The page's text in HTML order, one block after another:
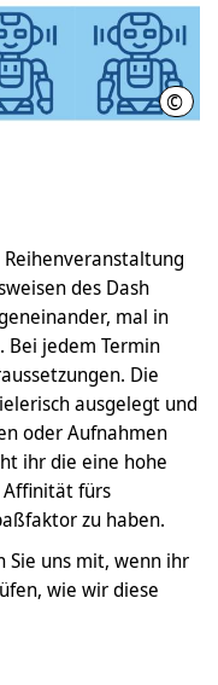
©
des Dash
mal in
Bei jedem Termin
Die
ausgelegt und
oder Aufnahmen
ihr die eine hohe
fürs
zu haben.
Sie uns mit, wenn ihr
wie wir diese